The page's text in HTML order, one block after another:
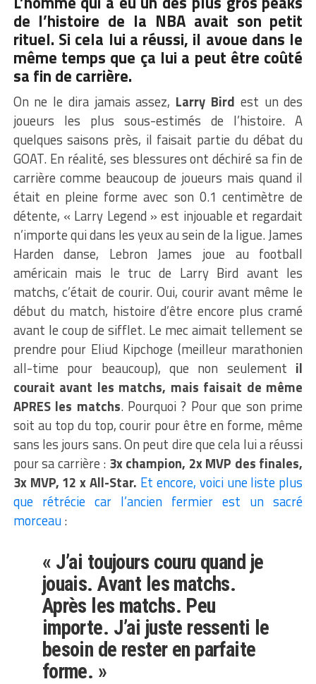
de l’histoire de la NBA avait son petit
rituel. Si cela lui a réussi, il avoue dans le
même temps que ça lui a peut être coûté
sa fin de carrière.
On ne le dira jamais assez, Larry Bird est un des
joueurs les plus sous-estimés de l’histoire. A
quelques saisons près, il faisait partie du débat du
GOAT. En réalité, ses blessures ont déchiré sa fin de
carrière comme beaucoup de joueurs mais quand il
était en pleine forme avec son 0.1 centimètre de
détente, « Larry Legend » est injouable et regardait
n’importe qui dans les yeux au sein de la ligue. James
Harden danse, Lebron James joue au football
américain mais le truc de Larry Bird avant les
matchs, c’était de courir. Oui, courir avant même le
début du match, histoire d’être encore plus cramé
avant le coup de sifflet. Le mec aimait tellement se
prendre pour Eliud Kipchoge (meilleur marathonien
all-time pour beaucoup), que non seulement il
courait avant les matchs, mais faisait de même
APRES les matchs. Pourquoi ? Pour que son prime
soit au top du top, courir pour être en forme, même
sans les jours sans. On peut dire que cela lui a réussi
pour sa carrière : 3x champion, 2x MVP des finales,
3x MVP, 12 x All-Star. Et encore, voici une liste plus
que rétrécie car l’ancien fermier est un sacré
morceau:
« J’ai toujours couru quand je
jouais. Avant les matchs.
Après les matchs. Peu
importe. J’ai juste ressenti le
besoin de rester en parfaite
forme. »